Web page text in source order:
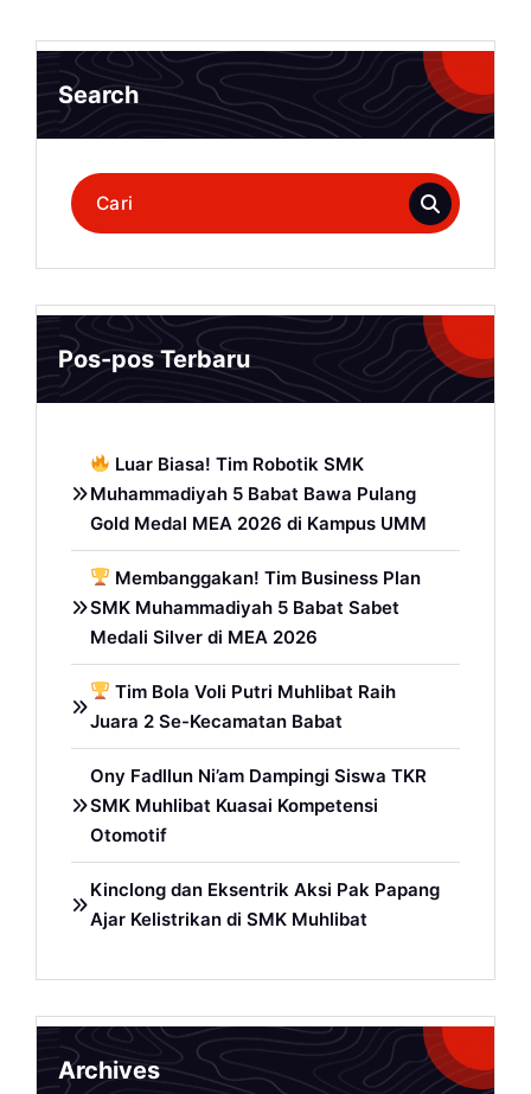
Search
Pencarian
untuk:
Pos-pos Terbaru
Luar Biasa! Tim Robotik SMK
Muhammadiyah 5 Babat Bawa Pulang
Gold Medal MEA 2026 di Kampus UMM
Membanggakan! Tim Business Plan
SMK Muhammadiyah 5 Babat Sabet
Medali Silver di MEA 2026
Tim Bola Voli Putri Muhlibat Raih
Juara 2 Se-Kecamatan Babat
Ony Fadllun Ni’am Dampingi Siswa TKR
SMK Muhlibat Kuasai Kompetensi
Otomotif
Kinclong dan Eksentrik Aksi Pak Papang
Ajar Kelistrikan di SMK Muhlibat
Archives